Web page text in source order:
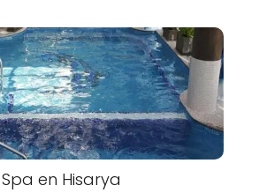
Spa en Hisarya